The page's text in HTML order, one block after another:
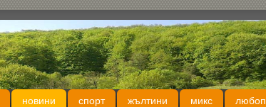
новини спорт жълтини микс